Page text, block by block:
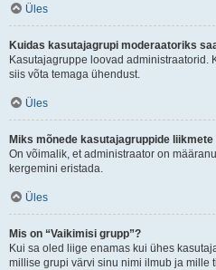
Üles
Kuidas kasutajagrupi moderaatoriks
Kasutajagruppe loovad administraatorid.
siis võta temaga ühendust.
Üles
Miks mõnede kasutajagruppide
On võimalik, et administraator on
kergemini eristada.
Üles
Mis on “Vaikimisi grupp”?
Kui sa oled liige enamas kui ühes
millise grupi värvi sinu nimi ilmub ja mille